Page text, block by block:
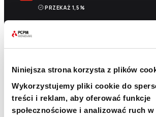
Niniejsza strona korzysta z plików
Wykorzystujemy pliki cookie do
treści i reklam, aby oferować funkcje
społecznościowe i analizować ruch
PRZEKAŻ 1,5%
SKOPIUJ NUMER KONTA WIĘCEJ
Newsletter